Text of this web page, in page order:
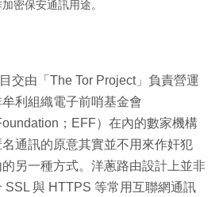
密保安通訊用途。
交由「The Tor Project」負責營運
利組織電子前哨基金會
；EFF）在內的數家機構
通訊的原意其實並不用來作奸犯
另一種方式。洋蔥路由設計上並非
SSL 與 HTTPS 等常用互聯網通訊